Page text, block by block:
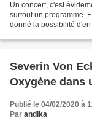
Un concert, c'est
surtout un programme.
donné la possibilité
Severin Von
Oxygène dans
Publié le 04/02/2020 à
Par andika